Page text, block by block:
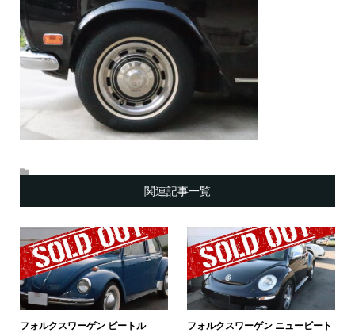
関連記事一覧
フォルクスワーゲン ビートル
フォルクスワーゲン ニュービート